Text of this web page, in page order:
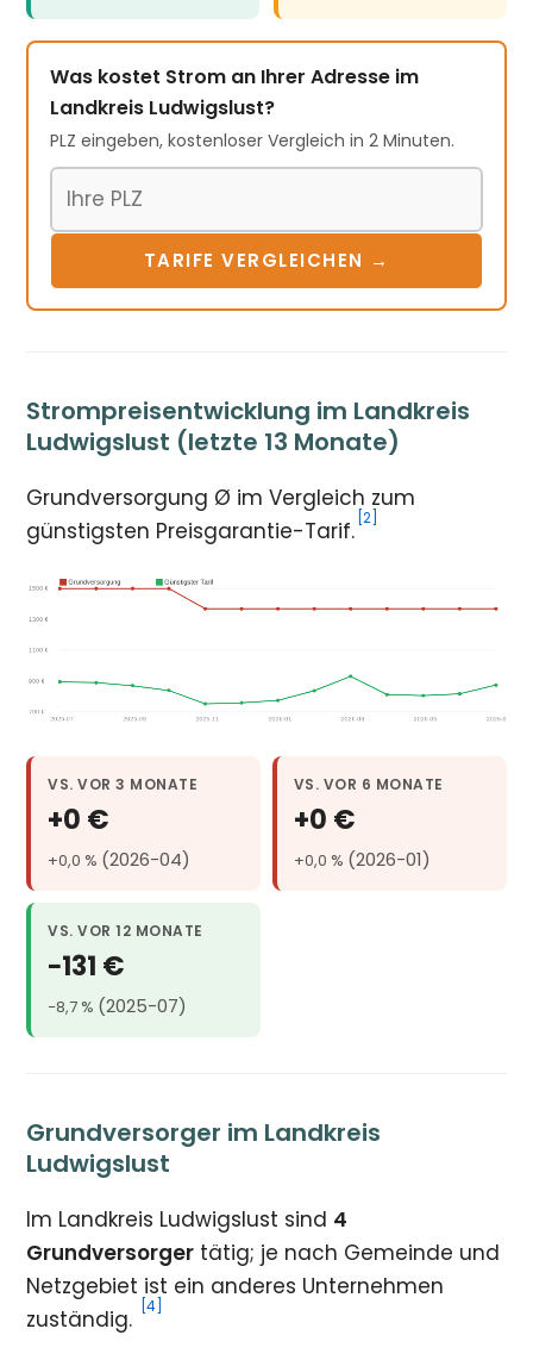
Was kostet Strom an Ihrer Adresse im
Landkreis Ludwigslust?
PLZ eingeben, kostenloser Vergleich in 2 Minuten.
TARIFE VERGLEICHEN →
Strompreisentwicklung im Landkreis
Ludwigslust (letzte 13 Monate)
Grundversorgung Ø im Vergleich zum
günstigsten Preisgarantie-Tarif. [2]
VS. VOR 3 MONATE
+0 €
+0,0 % (2026-04)
VS. VOR 6 MONATE
+0 €
+0,0 % (2026-01)
VS. VOR 12 MONATE
−131 €
−8,7 % (2025-07)
Grundversorger im Landkreis
Ludwigslust
Im Landkreis Ludwigslust sind 4
Grundversorger tätig; je nach Gemeinde und
Netzgebiet ist ein anderes Unternehmen
zuständig.
[4]